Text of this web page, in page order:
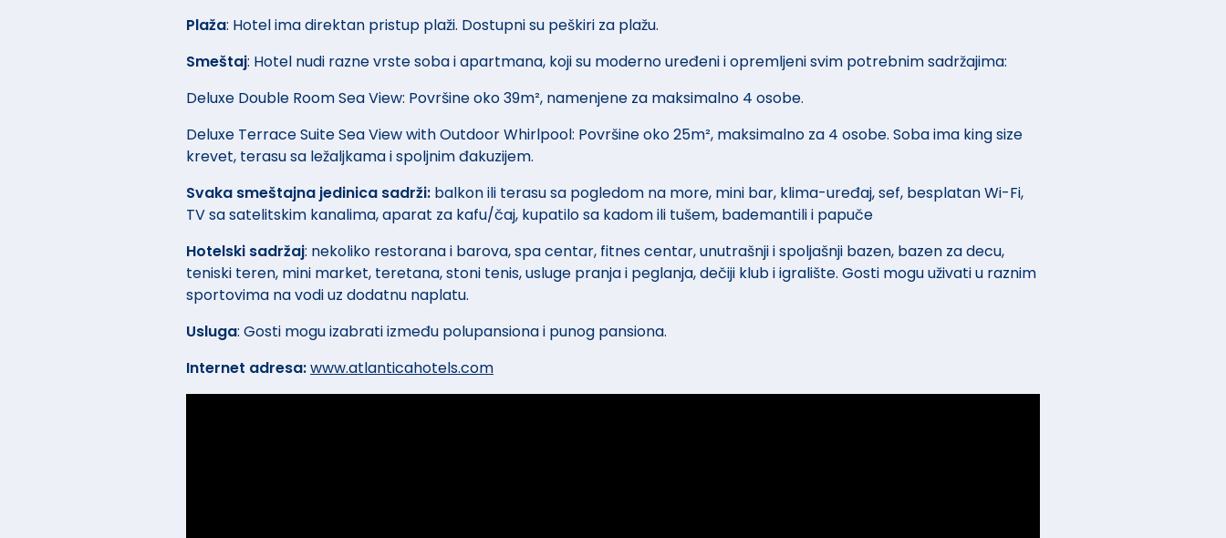
Plaža: Hotel ima direktan pristup plaži. Dostupni su peškiri za plažu​.
Smeštaj: Hotel nudi razne vrste soba i apartmana, koji su moderno uređeni i opremljeni svim potrebnim sadržajima:
Deluxe Double Room Sea View: Površine oko 39m², namenjene za maksimalno 4 osobe.
Deluxe Terrace Suite Sea View with Outdoor Whirlpool: Površine oko 25m², maksimalno za 4 osobe. Soba ima king size
krevet, terasu sa ležaljkama i spoljnim đakuzijem.
Svaka smeštajna jedinica sadrži: balkon ili terasu sa pogledom na more, mini bar, klima-uređaj, sef, besplatan Wi-Fi,
TV sa satelitskim kanalima, aparat za kafu/čaj, kupatilo sa kadom ili tušem, bademantili i papuče
Hotelski sadržaj: nekoliko restorana i barova, spa centar, fitnes centar, unutrašnji i spoljašnji bazen, bazen za decu,
teniski teren, mini market, teretana, stoni tenis, usluge pranja i peglanja, dečiji klub i igralište. Gosti mogu uživati u raznim
sportovima na vodi uz dodatnu naplatu​.
Usluga: Gosti mogu izabrati između polupansiona i punog pansiona.
Internet adresa:www.atlanticahotels.com